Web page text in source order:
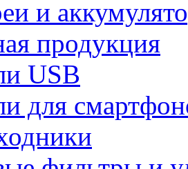
и
продукция
USB
для